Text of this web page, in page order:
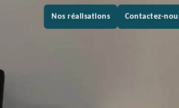
Nos réalisations Contactez-